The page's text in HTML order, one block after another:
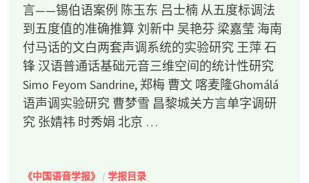
言——锡伯语案例 陈玉东 吕士楠 从五度标调法
到五度值的准确推算 刘新中 吴艳芬 梁嘉莹 海南
付马话的文白两套声调系统的实验研究 王萍 石
锋 汉语普通话基础元音三维空间的统计性研究
Simo Feyom Sandrine, 郑梅 曹文 喀麦隆Ghomálá
语声调实验研究 曹梦雪 昌黎城关方言单字调研
究 张婧祎 时秀娟 北京 …
《中国语音学报》 / 学报目录